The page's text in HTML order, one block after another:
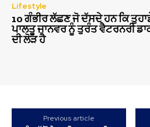
Lifestyle
10 ਗੰਭੀਰ ਲੱਛਣ ਜੋ ਦੱਸਦੇ ਹਨ ਕਿ
ਪਾਲਤੂ ਜਾਨਵਰ ਨੂੰ ਤੁਰੰਤ ਵੈਟਰਨਰੀ
ਦੀ ਲੋੜ ਹੈ
Previous article